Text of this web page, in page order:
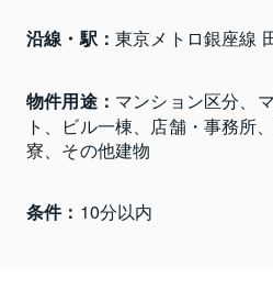
沿線・駅： 東京メトロ銀座線
物件用途： マンション区分、
ト、ビル一棟、店舗・事務所
寮、その他建物
条件： 10分以内